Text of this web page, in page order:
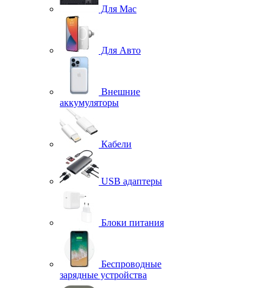
Для Mac
Для Авто
Внешние
аккумуляторы
Кабели
USB адаптеры
Блоки питания
Беспроводные
зарядные устройства